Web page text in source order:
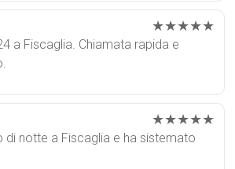
★★★★★
a Fiscaglia. Chiamata rapida e
★★★★★
di notte a Fiscaglia e ha sistemato